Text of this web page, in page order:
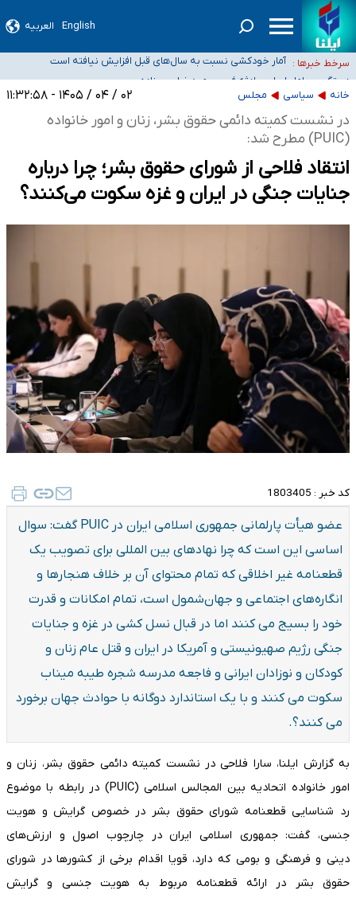
English العربیه
سرخط خبرها :
سیدحسن خمینی عزادار شد
دستگیری عامل اصلی حادثه فوت حمیدرضا رجب‌زاده
نباید تفسیرهای سلیقه‌ای از مواضع رسمی کشور ارائه شود
و کشورمان نیست/ نظام سلامت جلوی این رویه را بگیرد
خانه سیاسی مجلس ۰۲ / ۰۴ / ۱۴۰۵ - ۱۱:۳۲:۵۸
در نشست کمیته دائمی حقوق بشر، زنان و امور خانواده
(PUIC) مطرح شد:
انتقاد فلاحی از شورای حقوق بشر؛ چرا درباره
جنایات جنگی در ایران و غزه سکوت می‌کنند؟
کد خبر : 1803405
عضو هیأت پارلمانی جمهوری اسلامی ایران در PUIC گفت: سوال
اساسی این است که چرا نهادهای بین المللی برای تصویب یک
قطعنامه غیر اخلاقی که تمام محتوای آن بر خلاف هنجارها و
انگاره‌های اجتماعی و جهان‌شمول است، تمام امکانات و قدرت
خود را بسیج می کنند اما در قبال نسل کشی در غزه و جنایات
جنگی رژیم صهیونیستی و آمریکا در ایران و قتل عام زنان و
کودکان و نوزادان ایرانی و فاجعه مدرسه شجره طیبه میناب
سکوت می کنند و با یک استاندارد دوگانه با حوادث جهان برخورد
می کنند؟.
به گزارش ایلنا، سارا فلاحی در نشست کمیته دائمی حقوق بشر، زنان و
امور خانواده اتحادیه بین المجالس اسلامی (PUIC) در رابطه با موضوع
رد شناسایی قطعنامه شورای حقوق بشر در خصوص گرایش و هویت
جنسی، گفت: جمهوری اسلامی ایران در چارچوب اصول و ارزش‌های
دینی و فرهنگی و بومی که دارد، قویا اقدام برخی از کشورها در شورای
حقوق بشر در ارائه قطعنامه مربوط به هویت جنسی و گرایش